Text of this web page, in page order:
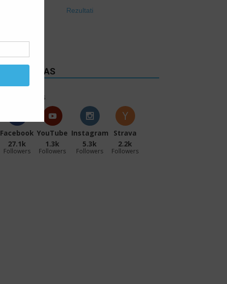
Rezultati
PRATITE NAS
Follows
Facebook
27.1k
Followers
YouTube
1.3k
Followers
Instagram
5.3k
Followers
Strava
2.2k
Followers